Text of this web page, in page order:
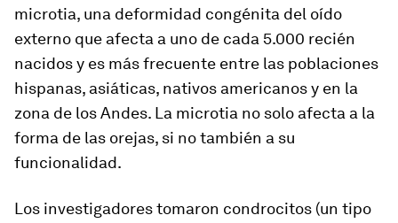
microtia, una deformidad congénita del oído
externo que afecta a uno de cada 5.000 recién
nacidos y es más frecuente entre las poblaciones
hispanas, asiáticas, nativos americanos y en la
zona de los Andes. La microtia no solo afecta a la
forma de las orejas, si no también a su
funcionalidad.
Los investigadores tomaron condrocitos (un tipo